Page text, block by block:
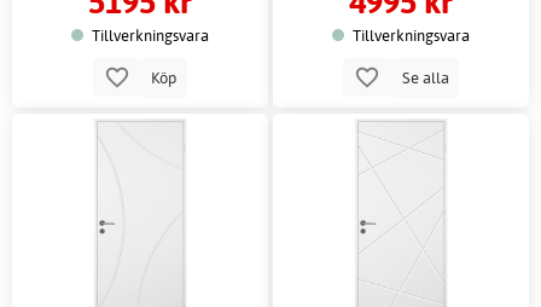
Tillverkningsvara
Köp
Tillverkningsvara
Se alla